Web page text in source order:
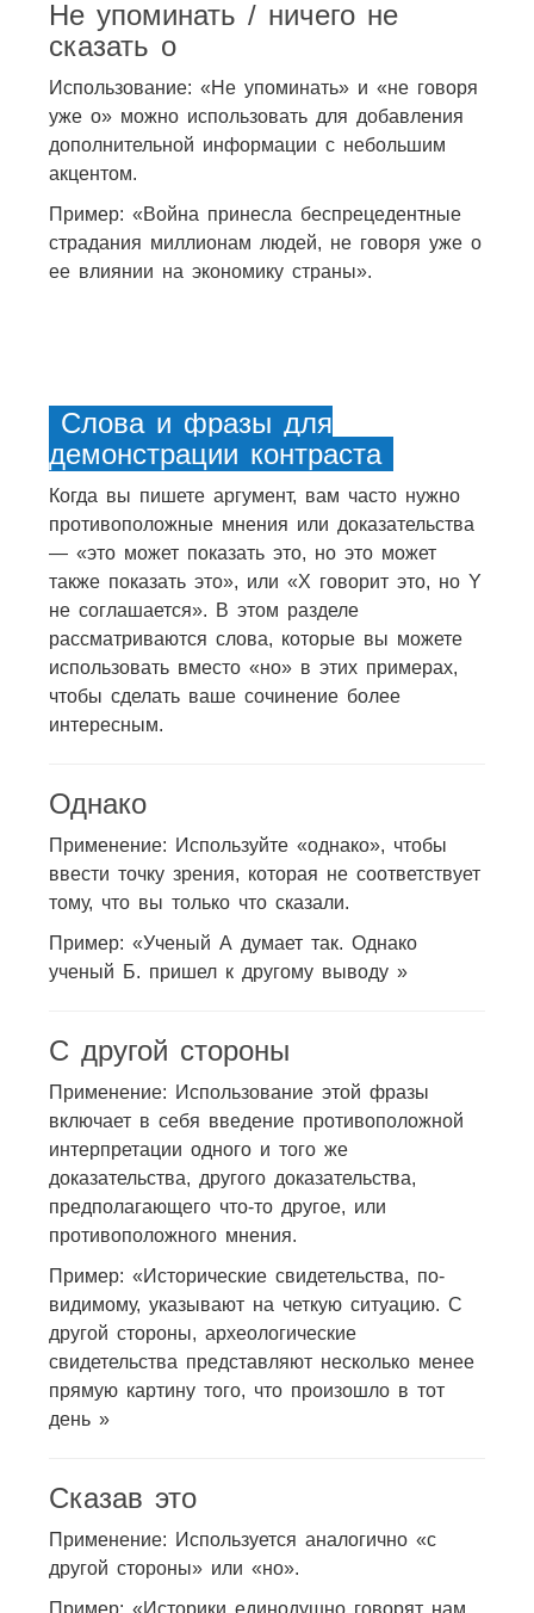
Не упоминать / ничего не
сказать о
Использование: «Не упоминать» и «не говоря
уже о» можно использовать для добавления
дополнительной информации с небольшим
акцентом.
Пример: «Война принесла беспрецедентные
страдания миллионам людей, не говоря уже о
ее влиянии на экономику страны».
Слова и фразы для
демонстрации контраста
Когда вы пишете аргумент, вам часто нужно
противоположные мнения или доказательства
— «это может показать это, но это может
также показать это», или «X говорит это, но Y
не соглашается». В этом разделе
рассматриваются слова, которые вы можете
использовать вместо «но» в этих примерах,
чтобы сделать ваше сочинение более
интересным.
Однако
Применение: Используйте «однако», чтобы
ввести точку зрения, которая не соответствует
тому, что вы только что сказали.
Пример: «Ученый А думает так. Однако
ученый Б. пришел к другому выводу »
С другой стороны
Применение: Использование этой фразы
включает в себя введение противоположной
интерпретации одного и того же
доказательства, другого доказательства,
предполагающего что-то другое, или
противоположного мнения.
Пример: «Исторические свидетельства, по-
видимому, указывают на четкую ситуацию. С
другой стороны, археологические
свидетельства представляют несколько менее
прямую картину того, что произошло в тот
день »
Сказав это
Применение: Используется аналогично «с
другой стороны» или «но».
Пример: «Историки единодушно говорят нам